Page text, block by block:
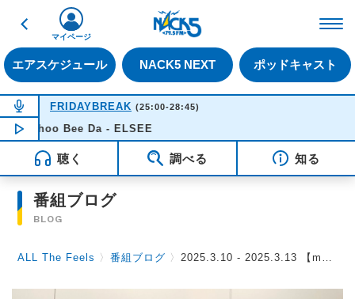
戻る
エアスケジュール NACK5 NEXT ポッドキャスト
マイページ
NOW ON AIR
FRIDAYBREAK (25:00-28:45)
NOW PLAYING04:23
Shoo Bee Da - ELSEE
聴く 調べる 知る
番組ブログ
BLOG
ALL The Feels 〉番組ブログ 〉2025.3.10 - 2025.3.13 【muque（Lenonさん、Kenichiさん）】